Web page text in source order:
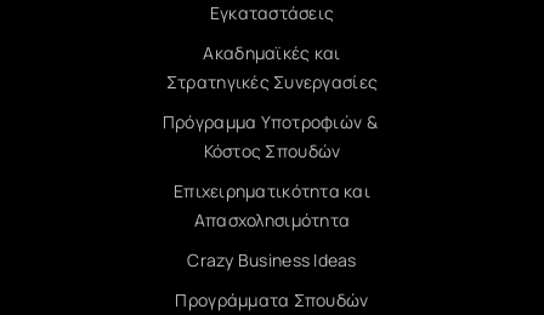
Εγκαταστάσεις
Ακαδημαϊκές και
Στρατηγικές Συνεργασίες
Πρόγραμμα Υποτροφιών &
Κόστος Σπουδών
Επιχειρηματικότητα και
Απασχολησιμότητα
Crazy Business Ideas
Προγράμματα Σπουδών